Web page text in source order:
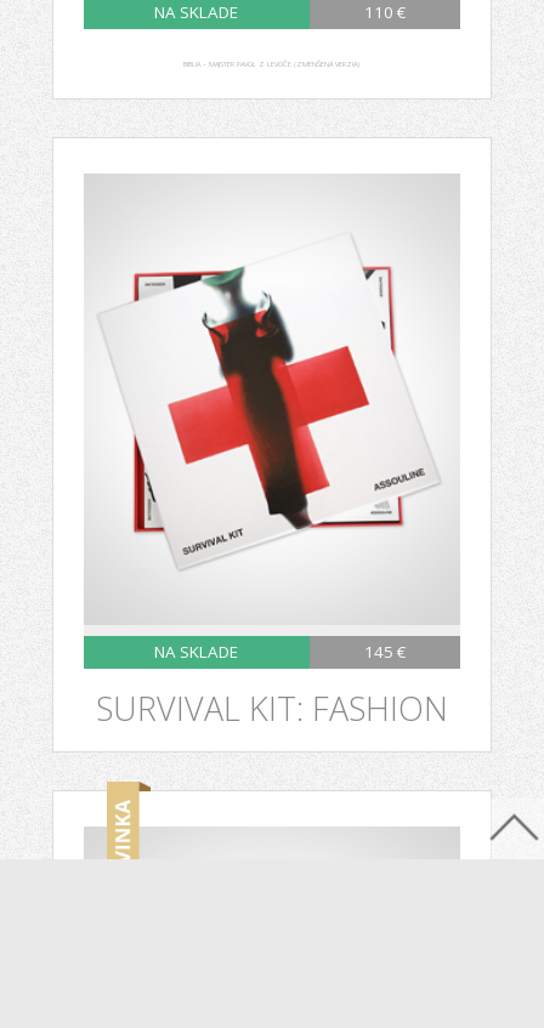
NA SKLADE 110 €
BIBLIA – MAJSTER PAVOL Z LEVOČE (ZMENŠENÁ VERZIA)
NA SKLADE 145 €
SURVIVAL KIT: FASHION